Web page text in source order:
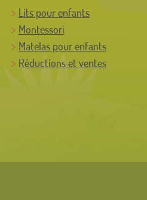
Lits pour enfants
Montessori
Matelas pour enfants
Réductions et ventes